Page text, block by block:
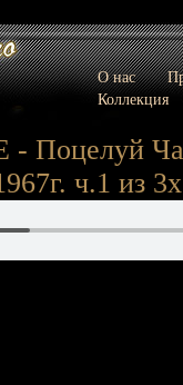
О нас
Коллекция
- Поцелуй
ч.1 из